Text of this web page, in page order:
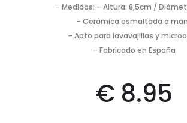
– Medidas: – Altura: 8,5cm /
– Cerámica esmaltada a
– Apto para lavavajillas y
– Fabricado en España
€ 8.95